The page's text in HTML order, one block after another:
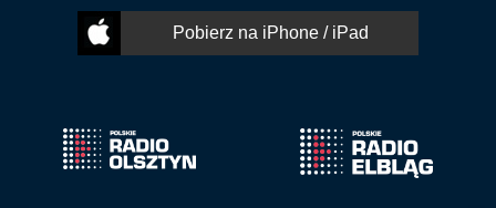
Pobierz na iPhone / iPad